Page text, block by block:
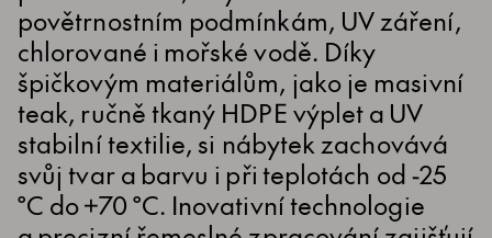
povětrnostním podmínkám, UV záření,
chlorované i mořské vodě. Díky
špičkovým materiálům, jako je masivní
teak, ručně tkaný HDPE výplet a UV
stabilní textilie, si nábytek zachovává
svůj tvar a barvu i při teplotách od -25
°C do +70 °C. Inovativní technologie